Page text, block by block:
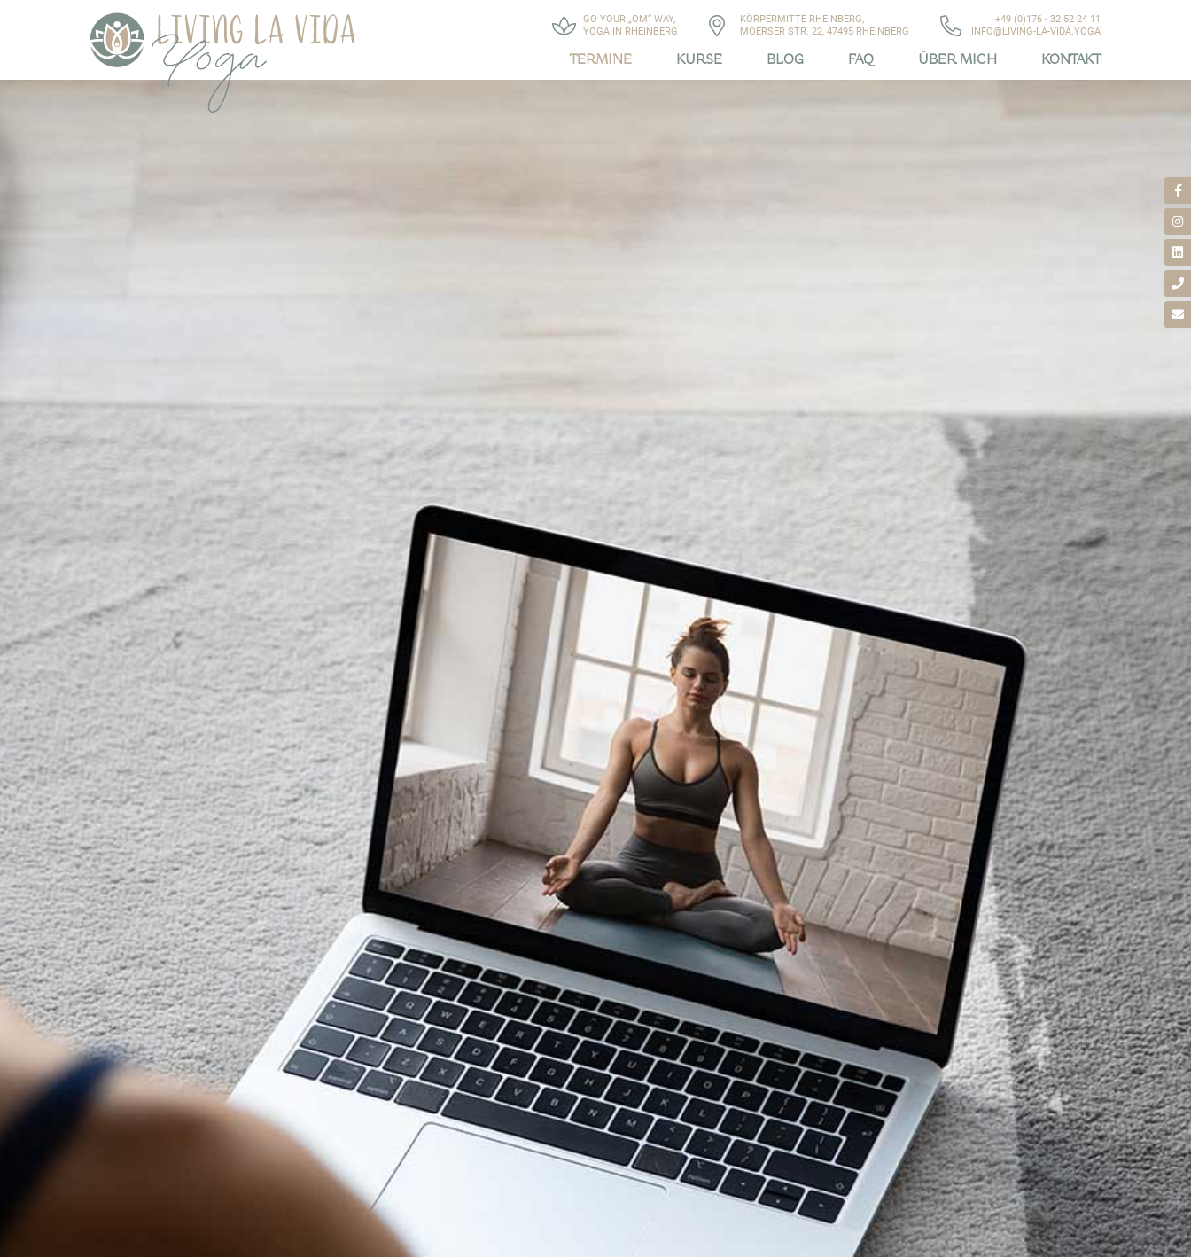
GO YOUR „OM“ WAY,
YOGA IN RHEINBERG
KÖRPERMITTE RHEINBERG,
MOERSER STR. 22, 47495 RHEINBERG
+49 (0)176 - 32 52 24 11
INFO@LIVING-LA-VIDA.YOGA
TERMINE KURSE BLOG FAQ ÜBER MICH KONTAKT